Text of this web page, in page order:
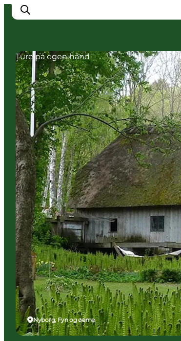
Oplev Nyborg
Outdoor
Det sker i Nyborg
Sprogø
Planlæg din tur
Book & køb
Nyborg, Fyn og øerne
Ture på egen hånd